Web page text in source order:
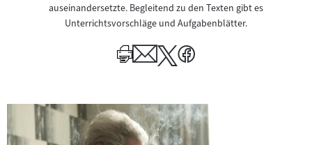
auseinandersetzte. Begleitend zu den Texten gibt es
Unterrichtsvorschläge und Aufgabenblätter.